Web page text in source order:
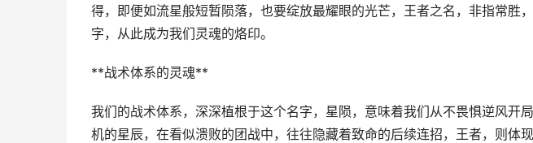
得，即便如流星般短暂陨落，也要绽放最耀眼的光芒，王者之名，非指常胜
字，从此成为我们灵魂的烙印。
**战术体系的灵魂**
我们的战术体系，深深植根于这个名字，星陨，意味着我们从不畏惧逆风开
机的星辰，在看似溃败的团战中，往往隐藏着致命的后续连招，王者，则体